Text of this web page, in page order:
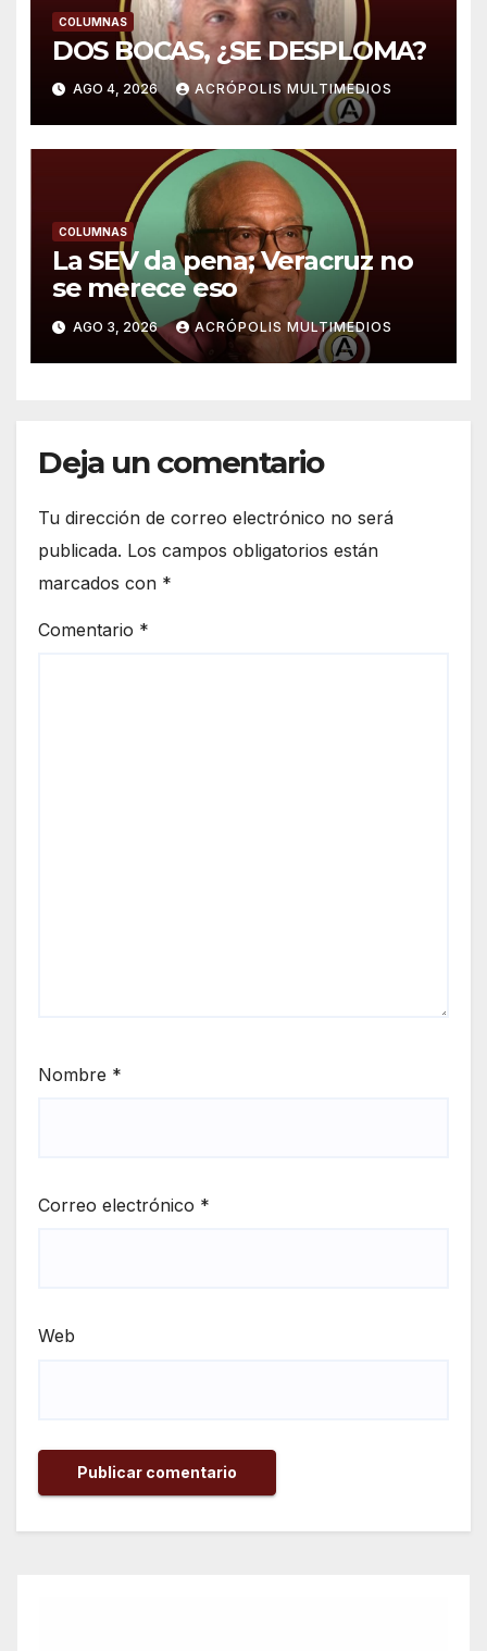
COLUMNAS
DOS BOCAS, ¿SE DESPLOMA?
AGO 4, 2026 ACRÓPOLIS MULTIMEDIOS
COLUMNAS
La SEV da pena; Veracruz no
se merece eso
AGO 3, 2026 ACRÓPOLIS MULTIMEDIOS
Deja un comentario
Tu dirección de correo electrónico no será
publicada. Los campos obligatorios están
marcados con *
Comentario *
Nombre *
Correo electrónico *
Web